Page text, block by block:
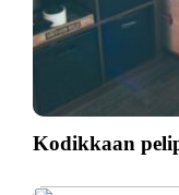
Kodikkaan